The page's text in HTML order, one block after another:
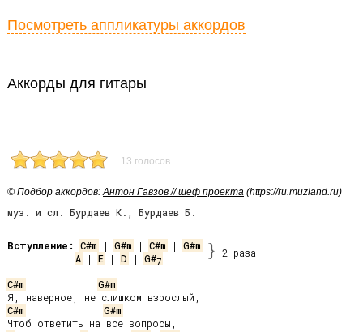
Аккорды для гитары
13 голосов
© Подбор аккордов:Антон Гавзов // шеф проекта (https://ru.muzland.ru)
муз. и сл. Бурдаев К., Бурдаев Б.
Вступление: C#m | G#m | C#m | G#m
A | E | D | G#7
} 2 раза
C#m
G#m
C#m
G#m
Посмотреть аппликатуры аккордов